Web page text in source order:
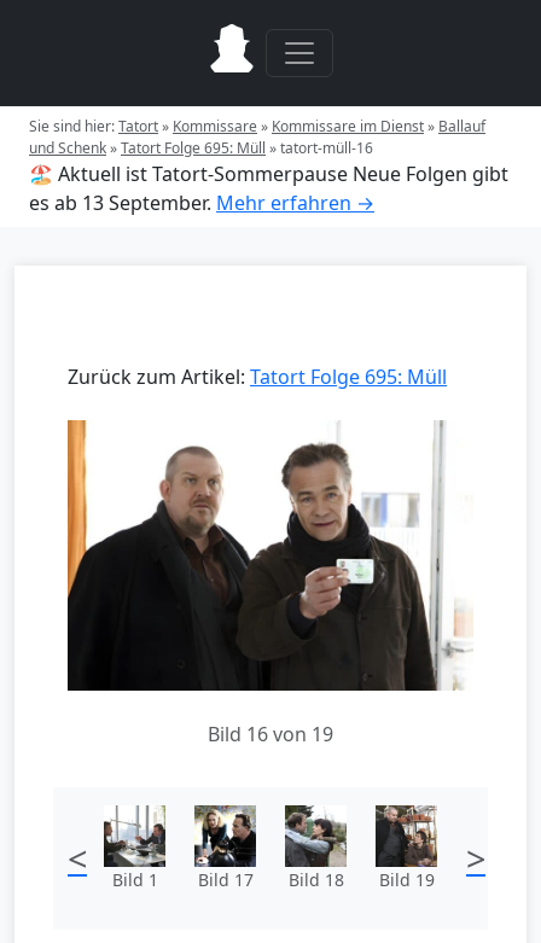
Sie sind hier:Tatort» Kommissare» Kommissare im Dienst» Ballauf
und Schenk»Tatort Folge 695: Müll »tatort-müll-16
🏖️ Aktuell ist Tatort-Sommerpause Neue Folgen gibt
es ab 13 September. Mehr erfahren →
Zurück zum Artikel: Tatort Folge 695: Müll
Bild 16 von 19
< Bild 1 Bild 17 Bild 18 Bild 19 >